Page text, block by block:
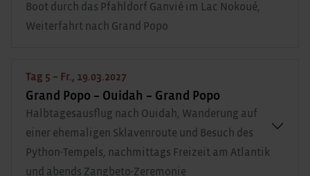
Boot durch das Pfahldorf Ganvié im Lac Nokoué,
Weiterfahrt nach Grand Popo
Tag 5 – Fr., 19.03.2027
Grand Popo – Ouidah – Grand Popo
Halbtagesausflug nach Ouidah, Wanderung auf
einer ehemaligen Sklavenroute und Besuch des
Python-Tempels, nachmittags Freizeit am Atlantik
und abends Zangbeto-Zeremonie